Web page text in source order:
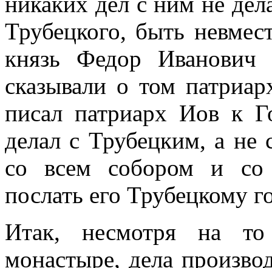
Трубецкого, быть
князь Федор Иванович
сказывали о том
писал патриарх Иов к
делал с Трубецким, а не
со всем собором и со
послать его Трубецкому
Итак, несмотря на
монастыре, дела